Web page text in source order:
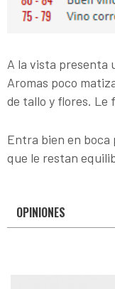
A la vista presenta
Aromas poco
de tallo y flores. Le
Entra bien en boca
que le restan
OPINIONES